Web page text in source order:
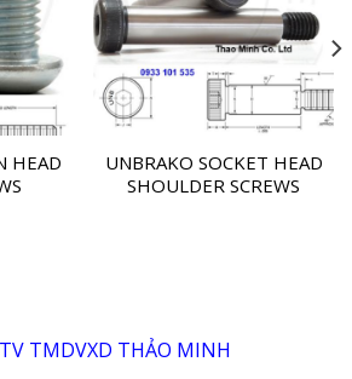
HEAD
UNBRAKO SOCKET HEAD
SHOULDER SCREWS
TMDVXD THẢO MINH